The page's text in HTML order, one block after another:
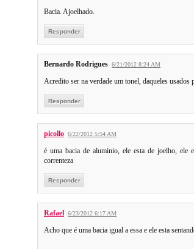
Bacia. Ajoelhado.
Responder
Bernardo Rodrigues 6/21/2012 8:24 AM
Acredito ser na verdade um tonel, daqueles usados
Responder
picollo 6/22/2012 5:54 AM
é uma bacia de aluminio, ele esta de joelho, ele
correnteza
Responder
Rafael 6/23/2012 6:17 AM
Acho que é uma bacia igual a essa e ele esta